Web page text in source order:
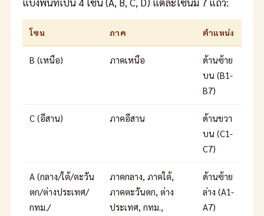
โซน ภาค ตำแหน่ง
B (เหนือ) ภาคเหนือ
ด้านซ้าย
บน (B1-
B7)
C (อีสาน) ภาคอีสาน
ด้านขวา
บน (C1-
C7)
A (กลาง/ใต้/ตะวัน
ตก/ต่างประเทศ/
กทม./
ภาคกลาง, ภาคใต้,
ภาคตะวันตก, ต่าง
ประเทศ, กทม.,
ด้านซ้าย
ล่าง (A1-
A7)